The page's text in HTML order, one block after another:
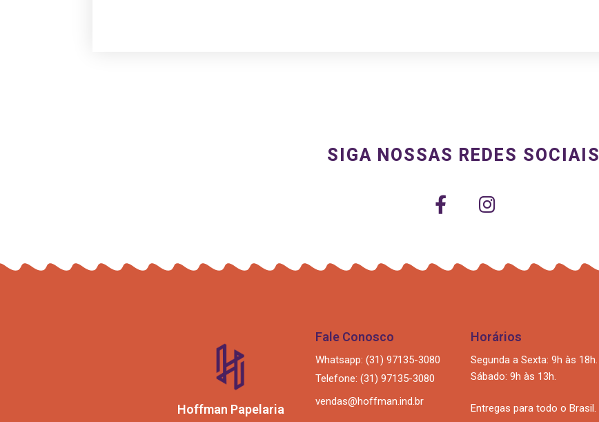
SIGA NOSSAS REDES SOCIAIS
Hoffman Papelaria
Fale Conosco
Whatsapp: (31) 97135-3080
Telefone: (31) 97135-3080
vendas@hoffman.ind.br
Horários
Segunda a Sexta: 9h às 18h.
Sábado: 9h às 13h.
Entregas para todo o Brasil.